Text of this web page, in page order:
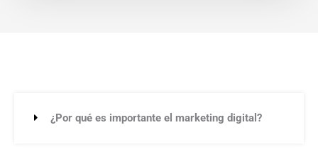
¿Por qué es importante el marketing digital?